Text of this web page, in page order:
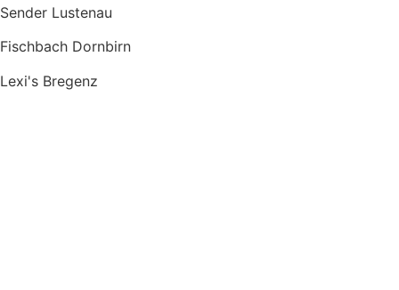
Sender Lustenau
Fischbach Dornbirn
Lexi's Bregenz